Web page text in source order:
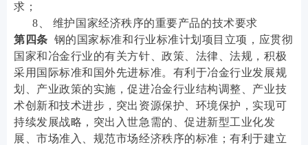
求；
8、 维护国家经济秩序的重要产品的技术要求
第四条 钢的国家标准和行业标准计划项目立项，应贯彻
国家和冶金行业的有关方针、政策、法律、法规，积极
采用国际标准和国外先进标准。有利于冶金行业发展规
划、产业政策的实施，促进冶金行业结构调整、产业技
术创新和技术进步，突出资源保护、环境保护，实现可
持续发展战略，突出入世急需的、促进新型工业化发
展、市场准入、规范市场经济秩序的标准；有利于建立